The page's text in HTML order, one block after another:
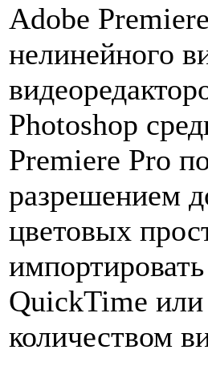
Adobe
нелинейного
Photoshop
Premiere Pro
разрешением
цветовых
QuickTime
количеством